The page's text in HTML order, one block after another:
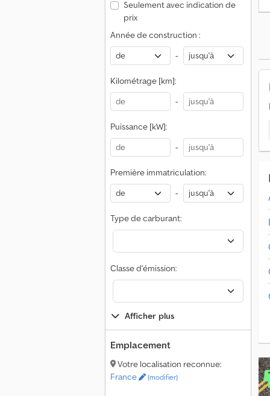
Seulement avec indication de
prix
Année de construction :
-
Kilométrage [km]:
-
Puissance [kW]:
-
Première immatriculation:
-
Type de carburant:
Classe d'émission:
Afficher plus
Emplacement
Votre localisation reconnue:
France
(modifier)